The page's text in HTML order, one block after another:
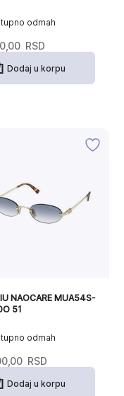
odmah
RSD
Dodaj u korpu
odmah
NAOCARE MUA54S-
51
RSD
Dodaj u korpu